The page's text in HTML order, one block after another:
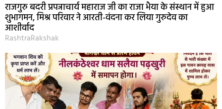
राजगुरु बदरी प्रपन्नाचार्य महाराज जी का राजा भैया के संस्थान में हुआ
शुभागमन, मिश्र परिवार ने आरती-वंदना कर लिया गुरुदेव का
आशीर्वाद
RashtraRakshak